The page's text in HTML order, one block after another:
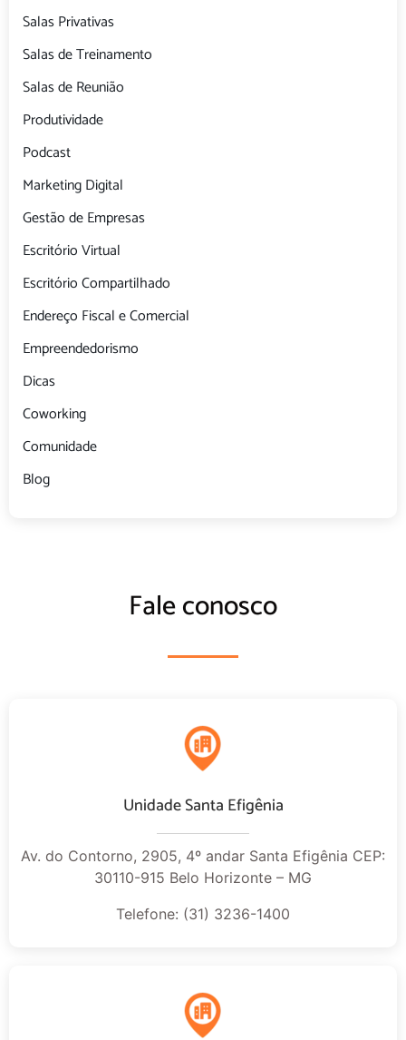
Salas Privativas
Salas de Treinamento
Salas de Reunião
Produtividade
Podcast
Marketing Digital
Gestão de Empresas
Escritório Virtual
Escritório Compartilhado
Endereço Fiscal e Comercial
Empreendedorismo
Dicas
Coworking
Comunidade
Blog
Fale conosco
Unidade Santa Efigênia
Av. do Contorno, 2905, 4º andar Santa Efigênia CEP:
30110-915 Belo Horizonte – MG
Telefone: (31) 3236-1400